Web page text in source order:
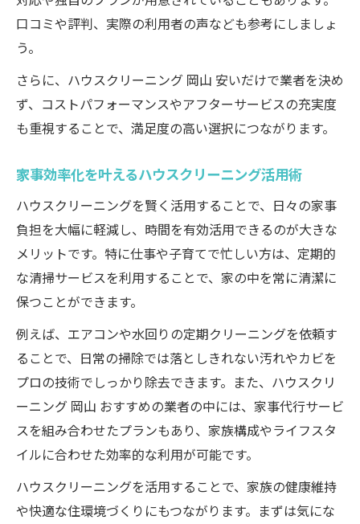
口コミや評判、実際の利用者の声なども参考にしましょ
う。
さらに、ハウスクリーニング 岡山 安いだけで業者を決め
ず、コストパフォーマンスやアフターサービスの充実度
も重視することで、満足度の高い選択につながります。
家事効率化を叶えるハウスクリーニング活用術
ハウスクリーニングを賢く活用することで、日々の家事
負担を大幅に軽減し、時間を有効活用できるのが大きな
メリットです。特に仕事や子育てで忙しい方は、定期的
な清掃サービスを利用することで、家の中を常に清潔に
保つことができます。
例えば、エアコンや水回りの定期クリーニングを依頼す
ることで、日常の掃除では落としきれない汚れやカビを
プロの技術でしっかり除去できます。また、ハウスクリ
ーニング 岡山 おすすめの業者の中には、家事代行サービ
スを組み合わせたプランもあり、家族構成やライフスタ
イルに合わせた効率的な利用が可能です。
ハウスクリーニングを活用することで、家族の健康維持
や快適な住環境づくりにもつながります。まずは気にな